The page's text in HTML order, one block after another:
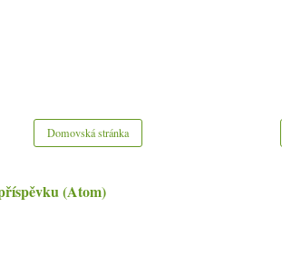
Domovská stránka
(Atom)